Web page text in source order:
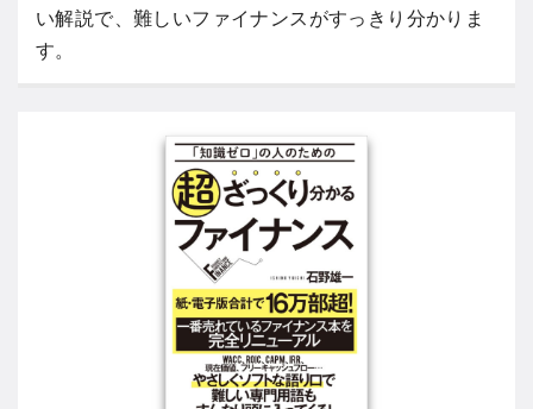
い解説で、難しいファイナンスがすっきり分かりま
す。